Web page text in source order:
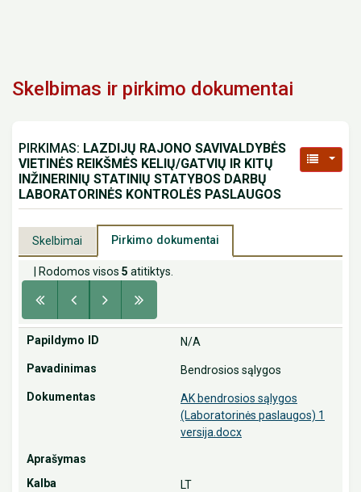
Skelbimas ir pirkimo dokumentai
PIRKIMAS: LAZDIJŲ RAJONO SAVIVALDYBĖS
VIETINĖS REIKŠMĖS KELIŲ/GATVIŲ IR KITŲ
INŽINERINIŲ STATINIŲ STATYBOS DARBŲ
LABORATORINĖS KONTROLĖS PASLAUGOS
Skelbimai Pirkimo dokumentai
| Rodomos visos 5 atitiktys.
N/A
Bendrosios sąlygos
AK bendrosios sąlygos
(Laboratorinės paslaugos) 1
versija.docx
LT